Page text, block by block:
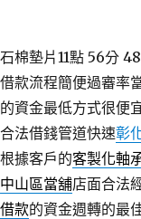
棉墊片11點 56分
款流程簡便過審率
資金最低方式很便
法借錢管道快速彰
據客戶的客製化軸
中山區當舖店面合法
款的資金週轉的最